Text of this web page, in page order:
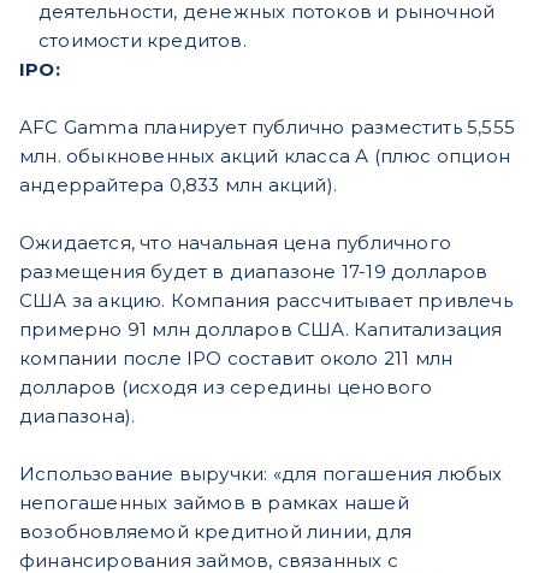
деятельности, денежных потоков и рыночной
стоимости кредитов.
IPO:
AFC Gamma планирует публично разместить 5,555
млн. обыкновенных акций класса А (плюс опцион
андеррайтера 0,833 млн акций).
Ожидается, что начальная цена публичного
размещения будет в диапазоне 17-19 долларов
США за акцию. Компания рассчитывает привлечь
примерно 91 млн долларов США. Капитализация
компании после IPO составит около 211 млн
долларов (исходя из середины ценового
диапазона).
Использование выручки: «для погашения любых
непогашенных займов в рамках нашей
возобновляемой кредитной линии, для
финансирования займов, связанных с